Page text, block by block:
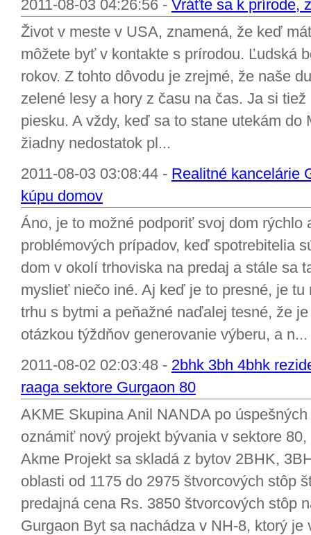
2011-08-03 04:26:56 - Vráťte sa k prírode,
Život v meste v USA, znamená, že keď
môžete byť v kontakte s prírodou. Ľudská
rokov. Z tohto dôvodu je zrejmé, že naše
zelené lesy a hory z času na čas. Ja si
piesku. A vždy, keď sa to stane utekám do
žiadny nedostatok pl...
2011-08-03 03:08:44 - Realitné kancelárie
kúpu domov
Áno, je to možné podporiť svoj dom rýchlo
problémových prípadov, keď spotrebitelia
dom v okolí trhoviska na predaj a stále sa
myslieť niečo iné. Aj keď je to presné, je
trhu s bytmi a peňažné naďalej tesné, že
otázkou týždňov generovanie výberu, a n...
2011-08-02 02:03:48 - 2bhk 3bh 4bhk
raaga sektore Gurgaon 80
AKME Skupina Anil NANDA po
oznámiť nový projekt bývania v sektore
Akme Projekt sa skladá z bytov 2BHK,
oblasti od 1175 do 2975 štvorcových stôp
predajná cena Rs. 3850 štvorcových stôp
Gurgaon Byt sa nachádza v NH-8, ktorý je